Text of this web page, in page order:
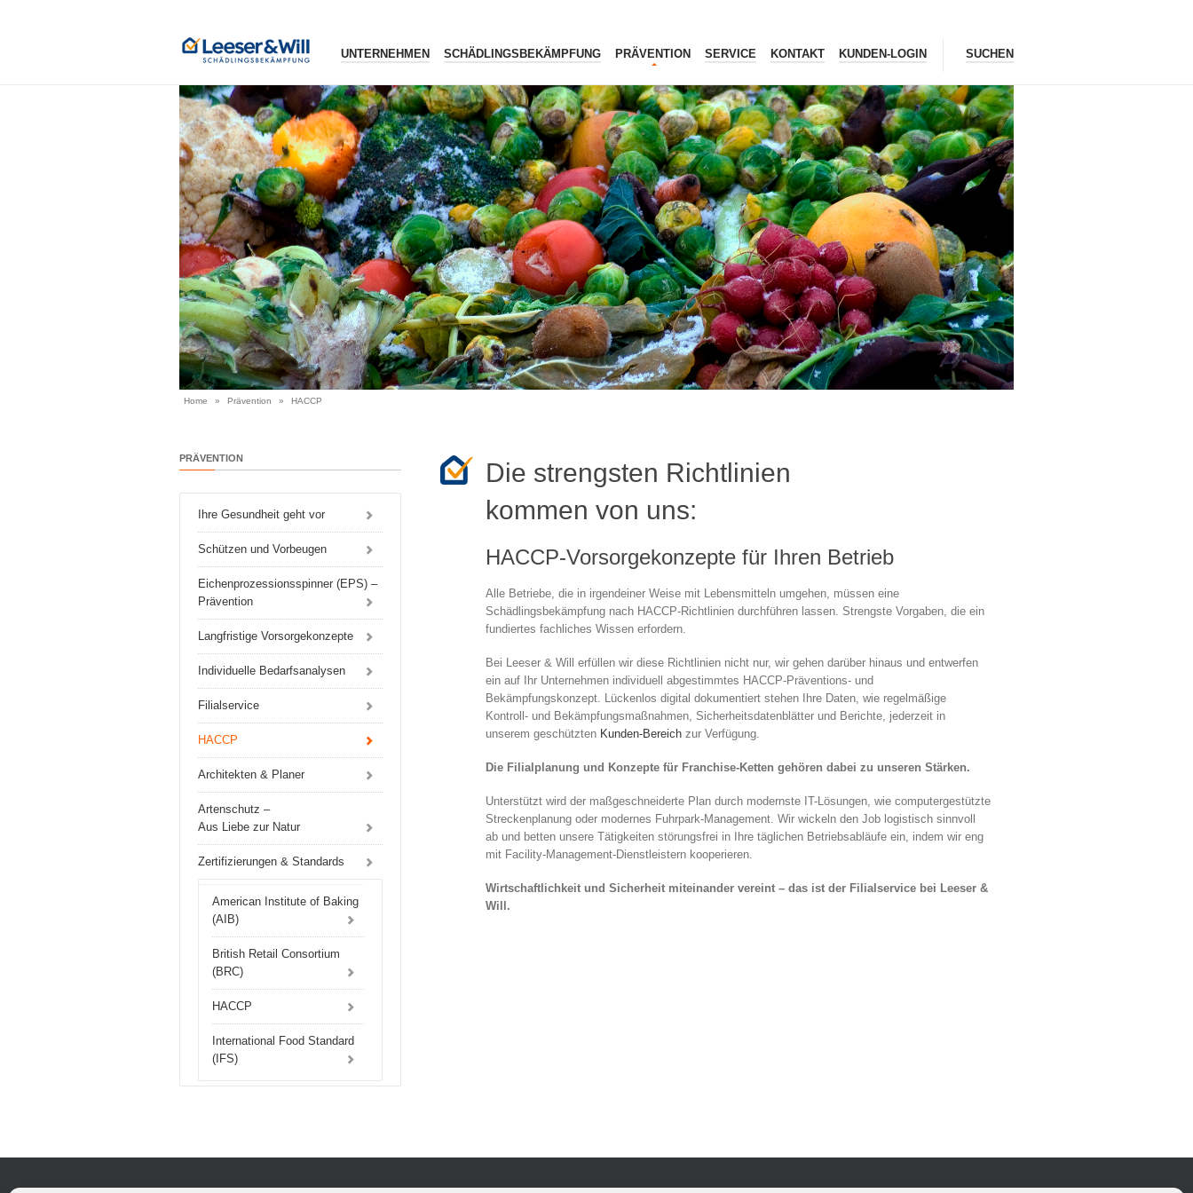
UNTERNEHMEN SCHÄDLINGSBEKÄMPFUNG PRÄVENTION SERVICE KONTAKT KUNDEN-LOGIN SUCHEN
Home » Prävention » HACCP
Die strengsten Richtlinien
kommen von uns:
HACCP-Vorsorgekonzepte für Ihren Betrieb
Alle Betriebe, die in irgendeiner Weise mit Lebensmitteln umgehen, müssen eine
Schädlingsbekämpfung nach HACCP-Richtlinien durchführen lassen. Strengste Vorgaben, die ein
fundiertes fachliches Wissen erfordern.
Bei Leeser & Will erfüllen wir diese Richtlinien nicht nur, wir gehen darüber hinaus und entwerfen
ein auf Ihr Unternehmen individuell abgestimmtes HACCP-Präventions- und
Bekämpfungskonzept. Lückenlos digital dokumentiert stehen Ihre Daten, wie regelmäßige
Kontroll- und Bekämpfungsmaßnahmen, Sicherheitsdatenblätter und Berichte, jederzeit in
unserem geschützten Kunden-Bereich zur Verfügung.
Die Filialplanung und Konzepte für Franchise-Ketten gehören dabei zu unseren Stärken.
Unterstützt wird der maßgeschneiderte Plan durch modernste IT-Lösungen, wie computergestützte
Streckenplanung oder modernes Fuhrpark-Management. Wir wickeln den Job logistisch sinnvoll
ab und betten unsere Tätigkeiten störungsfrei in Ihre täglichen Betriebsabläufe ein, indem wir eng
mit Facility-Management-Dienstleistern kooperieren.
Wirtschaftlichkeit und Sicherheit miteinander vereint – das ist der Filialservice bei Leeser &
Will.
PRÄVENTION
Ihre Gesundheit geht vor
Schützen und Vorbeugen
Eichenprozessionsspinner (EPS) –
Prävention
Langfristige Vorsorgekonzepte
Individuelle Bedarfsanalysen
Filialservice
HACCP
Architekten & Planer
Artenschutz –
Aus Liebe zur Natur
Zertifizierungen & Standards
American Institute of Baking
(AIB)
British Retail Consortium
(BRC)
HACCP
International Food Standard
(IFS)